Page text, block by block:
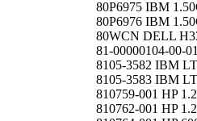
80P6975 IBM
80P6976 IBM
80WCN DELL
81-00000104-00-
8105-3582 IBM
8105-3583 IBM
810759-001 HP
810762-001 HP